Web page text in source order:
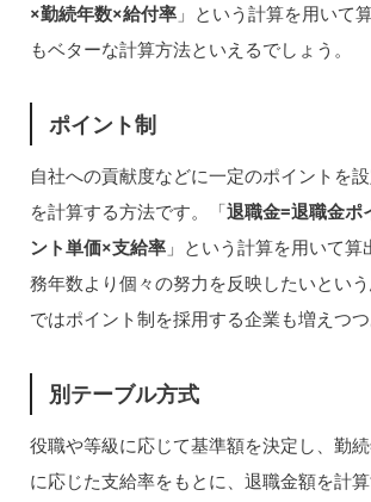
×勤続年数×給付率」という計算を用いて
もベターな計算方法といえるでしょう。
ポイント制
自社への貢献度などに一定のポイントを
を計算する方法です。「退職金=退職金ポ
ント単価×支給率」という計算を用いて算
務年数より個々の努力を反映したいとい
ではポイント制を採用する企業も増えつつ
別テーブル方式
役職や等級に応じて基準額を決定し、勤
に応じた支給率をもとに、退職金額を計算